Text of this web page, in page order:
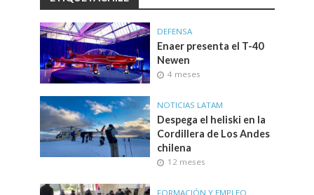
DEFENSA
Enaer presenta el T-40
Newen
4 meses
NOTICIAS LATAM
Despega el heliski en la
Cordillera de Los Andes
chilena
12 meses
FORMACIÓN Y EMPLEO